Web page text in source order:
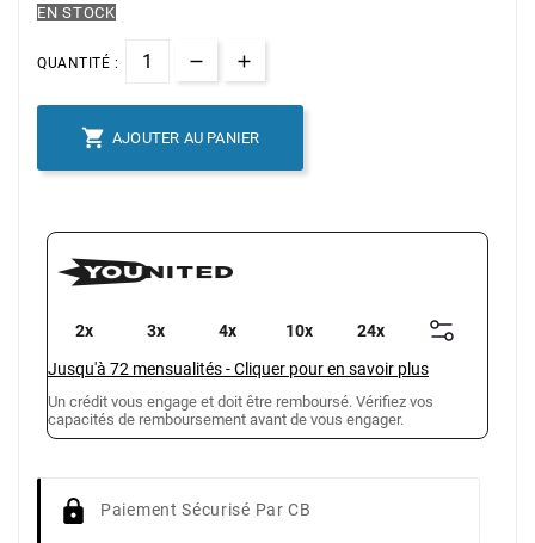
EN STOCK
QUANTITÉ :
 AJOUTER AU PANIER
2x 3x 4x 10x
24x
Jusqu'à 72 mensualités-Cliquer pour en savoir plus
Un crédit vous engage et doit être remboursé. Vérifiez vos
capacités de remboursement avant de vous engager.
Paiement Sécurisé Par CB